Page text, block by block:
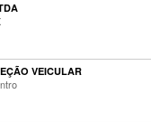
VEICULAR